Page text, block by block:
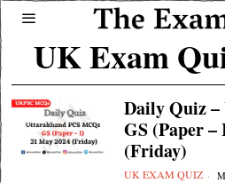
UK Exam
Daily Quiz –
GS (Paper –
(Friday)
UK EXAM QUIZ